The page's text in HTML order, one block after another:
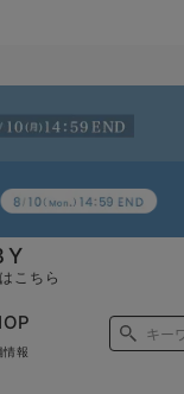
こちら
情報